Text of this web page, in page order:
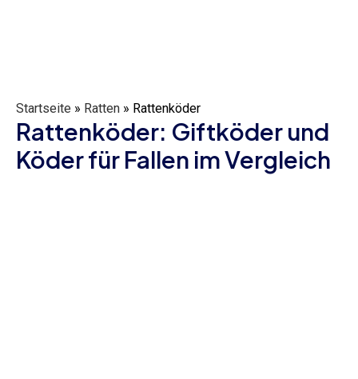
Startseite » Ratten » Rattenköder
Rattenköder: Giftköder und
Köder für Fallen im Vergleich